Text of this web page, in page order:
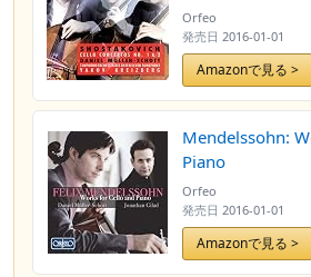
Orfeo
発売日 2016-01-01
Amazonで見る >
Mendelssohn:
Piano
Orfeo
発売日 2016-01-01
Amazonで見る >